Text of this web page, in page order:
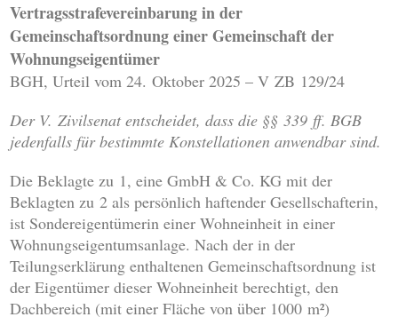
Vertragsstrafevereinbarung in der
Gemeinschaftsordnung einer Gemeinschaft der
Wohnungseigentümer
BGH, Urteil vom 24. Oktober 2025 – V ZB 129/24
Der V. Zivilsenat entscheidet, dass die §§ 339 ff. BGB
jedenfalls für bestimmte Konstellationen anwendbar sind.
Die Beklagte zu 1, eine GmbH & Co. KG mit der
Beklagten zu 2 als persönlich haftender Gesellschafterin,
ist Sondereigentümerin einer Wohneinheit in einer
Wohnungseigentumsanlage. Nach der in der
Teilungserklärung enthaltenen Gemeinschaftsordnung ist
der Eigentümer dieser Wohneinheit berechtigt, den
Dachbereich (mit einer Fläche von über 1000 m²)